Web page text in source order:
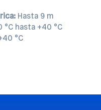
Hasta 9 m
°C hasta +40 °C
°C